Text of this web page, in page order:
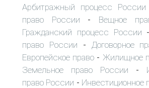
Арбитражный процесс России
право России - Вещное
Гражданский процесс России
право России - Договорное
Европейское право - Жилищное
Земельное право России -
право России - Инвестиционное